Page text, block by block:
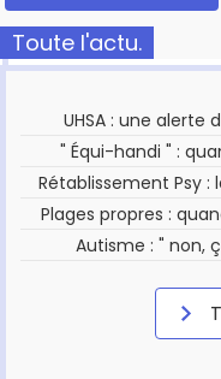
Toute l'actu.
UHSA : une alerte
" Équi-handi " :
Rétablissement Psy
Plages propres :
Autisme : " non,